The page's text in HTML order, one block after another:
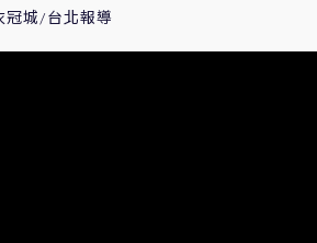
冠城/台北報導